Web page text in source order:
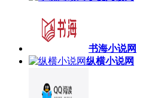
书海小说网
纵横小说网